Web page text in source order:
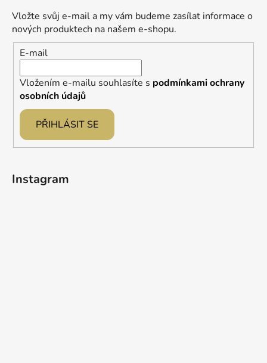
r
v
k
y
v
ý
p
Vložte svůj e-mail a my vám budeme zasílat informace o
nových produktech na našem e-shopu.
E-mail
Vložením e-mailu souhlasíte s podmínkami ochrany
osobních údajů
PŘIHLÁSIT SE
Instagram